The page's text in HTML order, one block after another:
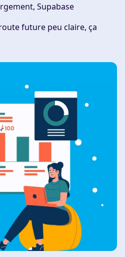
Supabase
future peu claire, ça